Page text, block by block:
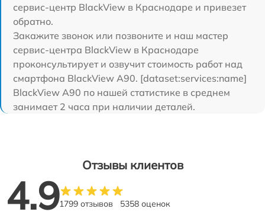
сервис-центр BlackView в Краснодаре и привезет
обратно.
Закажите звонок или позвоните и наш мастер
сервис-центра BlackView в Краснодаре
проконсультирует и озвучит стоимость работ над
смартфона BlackView A90. [dataset:services:name]
BlackView A90 по нашей статистике в среднем
занимает 2 часа при наличии деталей.
Отзывы клиентов
4.91799 отзывов 5358 оценок